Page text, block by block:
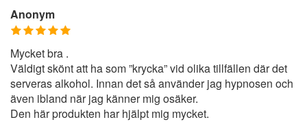
Anonym
Mycket bra .
Väldigt skönt att ha som ”krycka” vid olika tillfällen där det
serveras alkohol. Innan det så använder jag hypnosen och
även ibland när jag känner mig osäker.
Den här produkten har hjälpt mig mycket.